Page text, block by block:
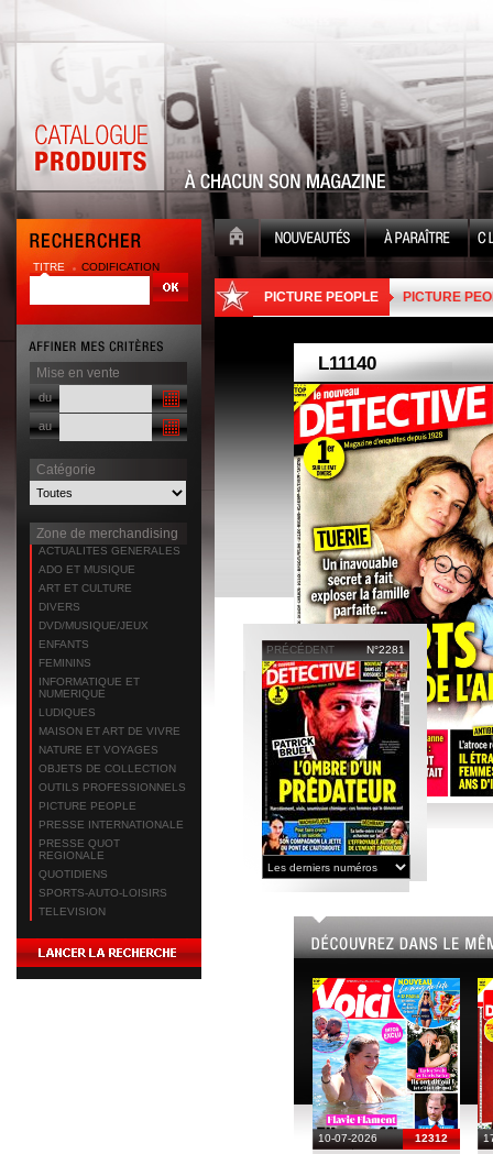
TITRE CODIFICATION
Mise en vente
du
au
Catégorie
Zone de merchandising
ACTUALITES GENERALES
ADO ET MUSIQUE
ART ET CULTURE
DIVERS
DVD/MUSIQUE/JEUX
ENFANTS
FEMININS
INFORMATIQUE ET
NUMERIQUE
LUDIQUES
MAISON ET ART DE VIVRE
NATURE ET VOYAGES
OBJETS DE COLLECTION
OUTILS PROFESSIONNELS
PICTURE PEOPLE
PRESSE INTERNATIONALE
PRESSE QUOT
REGIONALE
QUOTIDIENS
SPORTS-AUTO-LOISIRS
TELEVISION
PICTURE PEOPLE PICTURE
PRÉCÉDENT N°2281
10-07-2026 12312